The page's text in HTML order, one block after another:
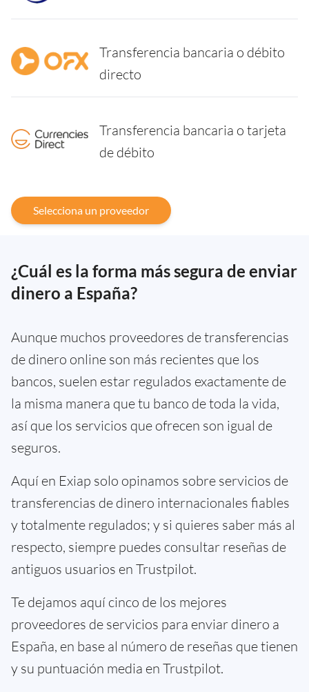
Transferencia bancaria o débito
directo
Transferencia bancaria o tarjeta
de débito
Selecciona un proveedor
¿Cuál es la forma más segura de enviar
dinero a España?
Aunque muchos proveedores de transferencias
de dinero online son más recientes que los
bancos, suelen estar regulados exactamente de
la misma manera que tu banco de toda la vida,
así que los servicios que ofrecen son igual de
seguros.
Aquí en Exiap solo opinamos sobre servicios de
transferencias de dinero internacionales fiables
y totalmente regulados; y si quieres saber más al
respecto, siempre puedes consultar reseñas de
antiguos usuarios en Trustpilot.
Te dejamos aquí cinco de los mejores
proveedores de servicios para enviar dinero a
España, en base al número de reseñas que tienen
y su puntuación media en Trustpilot.